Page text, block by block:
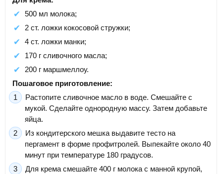
500 мл молока;
2 ст. ложки кокосовой стружки;
4 ст. ложки манки;
170 г сливочного масла;
200 г маршмеллоу.
Пошаговое приготовление:
Растопите сливочное масло в воде. Смешайте с
мукой. Сделайте однородную массу. Затем добавьте
яйца.
Из кондитерского мешка выдавите тесто на
пергамент в форме профитролей. Выпекайте около 40
минут при температуре 180 градусов.
Для крема смешайте 400 г молока с манной крупой,